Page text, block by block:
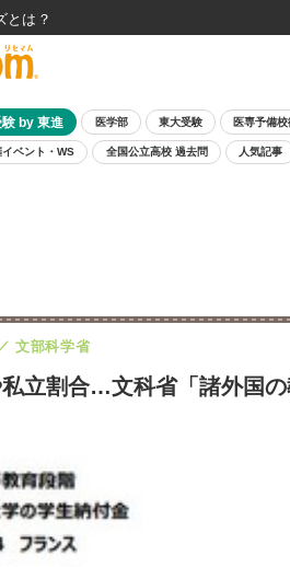
by 東進 医学部 東大受験 医専予備
ベント・WS 全国公立高校 過去問 人気記事
立割合…文科省「諸外国
文部科学省